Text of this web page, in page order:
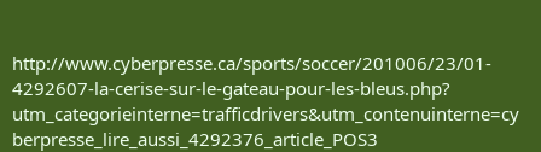
http://www.cyberpresse.ca/sports/soccer/201006/23/01-
4292607-la-cerise-sur-le-gateau-pour-les-bleus.php?
utm_categorieinterne=trafficdrivers&utm_contenuinterne=cy
berpresse_lire_aussi_4292376_article_POS3